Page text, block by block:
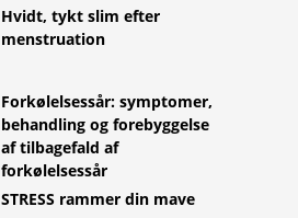
Hvidt, tykt slim efter
menstruation
Forkølelsessår: symptomer,
behandling og forebyggelse
af tilbagefald af
forkølelsessår
STRESS rammer din mave